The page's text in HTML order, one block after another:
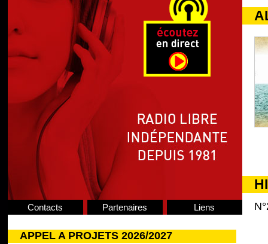
Contacts Partenaires Liens
APPEL A PROJETS 2026/2027